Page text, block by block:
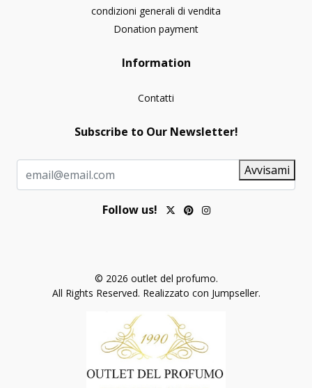
condizioni generali di vendita
Donation payment
Information
Contatti
Subscribe to Our Newsletter!
Avvisami
Follow us!
© 2026 outlet del profumo.
All Rights Reserved. Realizzato con Jumpseller.